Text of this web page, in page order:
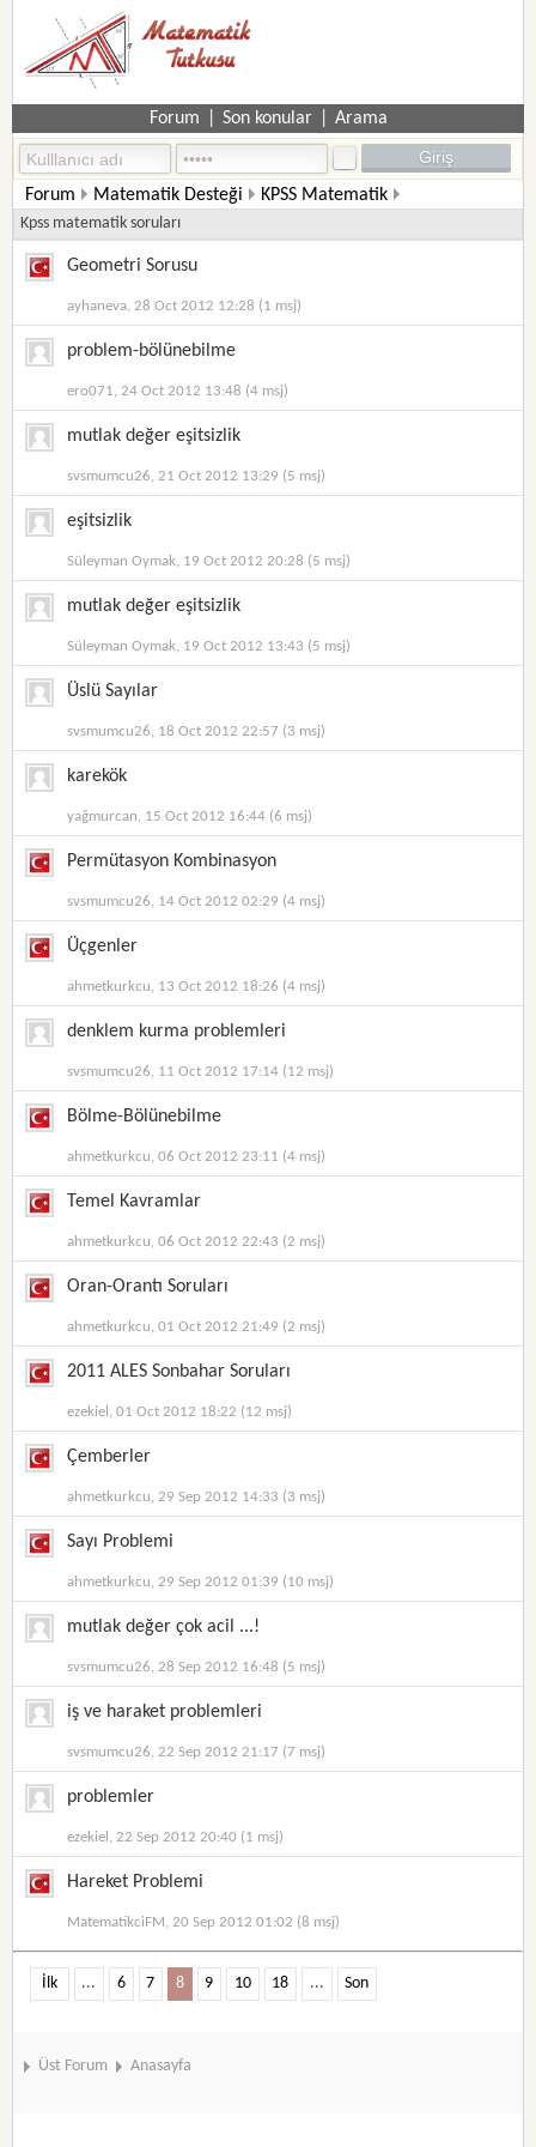
Forum Son konular Arama
Forum Matematik Desteği KPSS Matematik
Kpss matematik soruları
Geometri Sorusu
ayhaneva, 28 Oct 2012 12:28 (1 msj)
problem-bölünebilme
ero071, 24 Oct 2012 13:48 (4 msj)
mutlak değer eşitsizlik
svsmumcu26, 21 Oct 2012 13:29 (5 msj)
eşitsizlik
Süleyman Oymak, 19 Oct 2012 20:28 (5 msj)
mutlak değer eşitsizlik
Süleyman Oymak, 19 Oct 2012 13:43 (5 msj)
Üslü Sayılar
svsmumcu26, 18 Oct 2012 22:57 (3 msj)
karekök
yağmurcan, 15 Oct 2012 16:44 (6 msj)
Permütasyon Kombinasyon
svsmumcu26, 14 Oct 2012 02:29 (4 msj)
Üçgenler
ahmetkurkcu, 13 Oct 2012 18:26 (4 msj)
denklem kurma problemleri
svsmumcu26, 11 Oct 2012 17:14 (12 msj)
Bölme-Bölünebilme
ahmetkurkcu, 06 Oct 2012 23:11 (4 msj)
Temel Kavramlar
ahmetkurkcu, 06 Oct 2012 22:43 (2 msj)
Oran-Orantı Soruları
ahmetkurkcu, 01 Oct 2012 21:49 (2 msj)
2011 ALES Sonbahar Soruları
ezekiel, 01 Oct 2012 18:22 (12 msj)
Çemberler
ahmetkurkcu, 29 Sep 2012 14:33 (3 msj)
Sayı Problemi
ahmetkurkcu, 29 Sep 2012 01:39 (10 msj)
mutlak değer çok acil ...!
svsmumcu26, 28 Sep 2012 16:48 (5 msj)
iş ve haraket problemleri
svsmumcu26, 22 Sep 2012 21:17 (7 msj)
problemler
ezekiel, 22 Sep 2012 20:40 (1 msj)
Hareket Problemi
MatematikciFM, 20 Sep 2012 01:02 (8 msj)
İlk ... 6 7 8 9 10 18 ... Son
Üst Forum Anasayfa